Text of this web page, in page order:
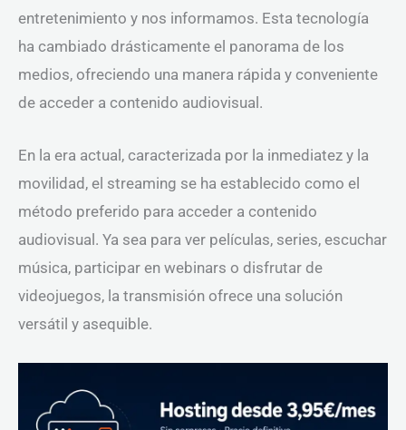
entretenimiento y nos informamos. Esta tecnología
ha cambiado drásticamente el panorama de los
medios, ofreciendo una manera rápida y conveniente
de acceder a contenido audiovisual.
En la era actual, caracterizada por la inmediatez y la
movilidad, el streaming se ha establecido como el
método preferido para acceder a contenido
audiovisual. Ya sea para ver películas, series, escuchar
música, participar en webinars o disfrutar de
videojuegos, la transmisión ofrece una solución
versátil y asequible.